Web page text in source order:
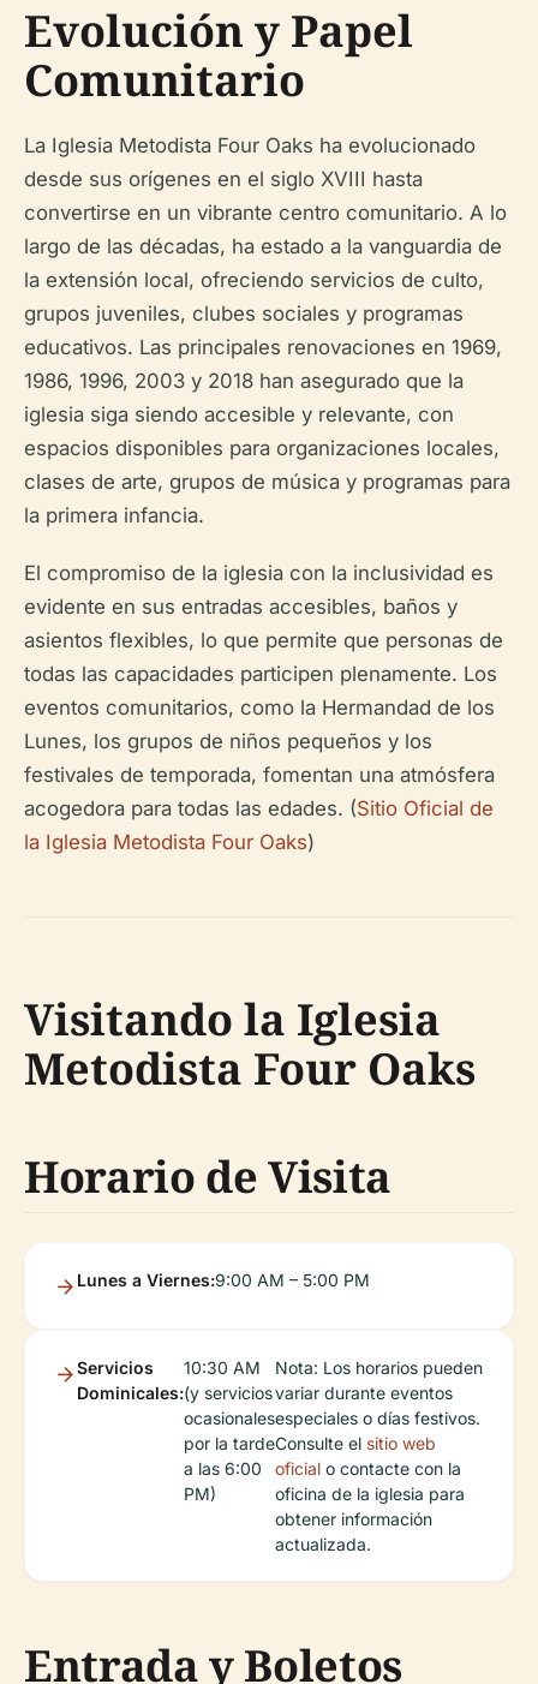
Evolución y Papel
Comunitario
La Iglesia Metodista Four Oaks ha evolucionado
desde sus orígenes en el siglo XVIII hasta
convertirse en un vibrante centro comunitario. A lo
largo de las décadas, ha estado a la vanguardia de
la extensión local, ofreciendo servicios de culto,
grupos juveniles, clubes sociales y programas
educativos. Las principales renovaciones en 1969,
1986, 1996, 2003 y 2018 han asegurado que la
iglesia siga siendo accesible y relevante, con
espacios disponibles para organizaciones locales,
clases de arte, grupos de música y programas para
la primera infancia.
El compromiso de la iglesia con la inclusividad es
evidente en sus entradas accesibles, baños y
asientos flexibles, lo que permite que personas de
todas las capacidades participen plenamente. Los
eventos comunitarios, como la Hermandad de los
Lunes, los grupos de niños pequeños y los
festivales de temporada, fomentan una atmósfera
acogedora para todas las edades. (Sitio Oficial de
la Iglesia Metodista Four Oaks)
Visitando la Iglesia
Metodista Four Oaks
Horario de Visita
Lunes a Viernes:9:00 AM – 5:00 PM
Servicios
Dominicales:
10:30 AM
(y servicios
ocasionales
por la tarde
a las 6:00
PM)
Nota: Los horarios pueden
variar durante eventos
especiales o días festivos.
Consulte el sitio web
oficial o contacte con la
oficina de la iglesia para
obtener información
actualizada.
Entrada y Boletos